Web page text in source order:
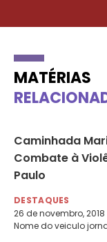
MATÉRIAS
Caminhada
Combate à
Paulo
DESTAQUES
26 de novembro, 2018
Nome do veiculo